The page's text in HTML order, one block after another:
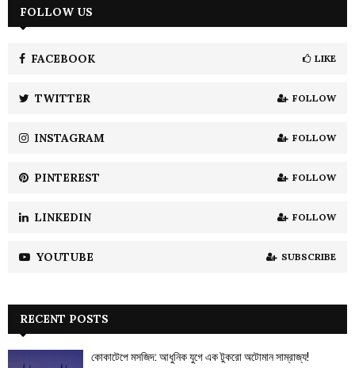
h
H
FOLLOW US
FACEBOOK LIKE
TWITTER FOLLOW
INSTAGRAM FOLLOW
PINTEREST FOLLOW
LINKEDIN FOLLOW
YOUTUBE SUBSCRIBE
RECENT POSTS
কোকাটেপে মসজিদ: আধুনিক যুগে এক টুকরো অটোমান সাম্রাজ্য!